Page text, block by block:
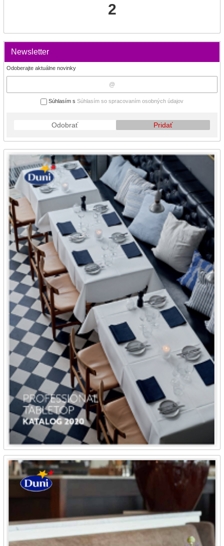
2
Newsletter
Odoberajte aktuálne novinky
Súhlasím s Súhlasím so spracovaním osobných údajov
Odobrať Pridať